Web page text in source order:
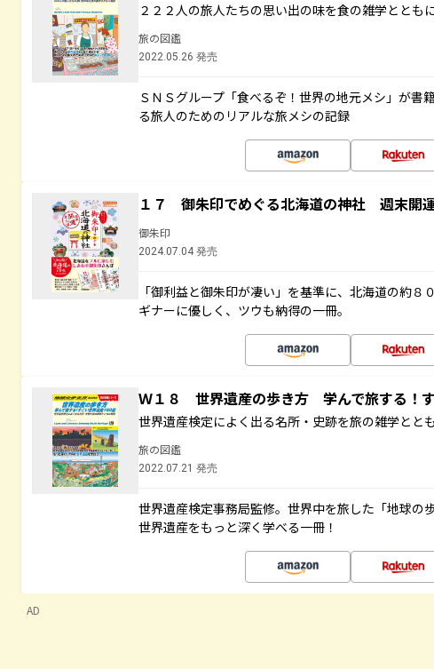
２２２人の旅人たちの思い出の味を食の雑学ととも
旅の図鑑
2022.05.26 発売
ＳＮＳグループ「食べるぞ！世界の地元メシ」が書
る旅人のためのリアルな旅メシの記録
１７ 御朱印でめぐる北海道の神社 週末開
御朱印
2024.07.04 発売
「御利益と御朱印が凄い」を基準に、北海道の約
ギナーに優しく、ツウも納得の一冊。
Ｗ１８ 世界遺産の歩き方 学んで旅する！
世界遺産検定によく出る名所・史跡を旅の雑学とと
旅の図鑑
2022.07.21 発売
世界遺産検定事務局監修。世界中を旅した「地球の
世界遺産をもっと深く学べる一冊！
AD